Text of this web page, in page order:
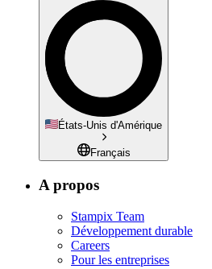
États-Unis d'Amérique
Français
A propos
Stampix Team
Développement durable
Careers
Pour les entreprises